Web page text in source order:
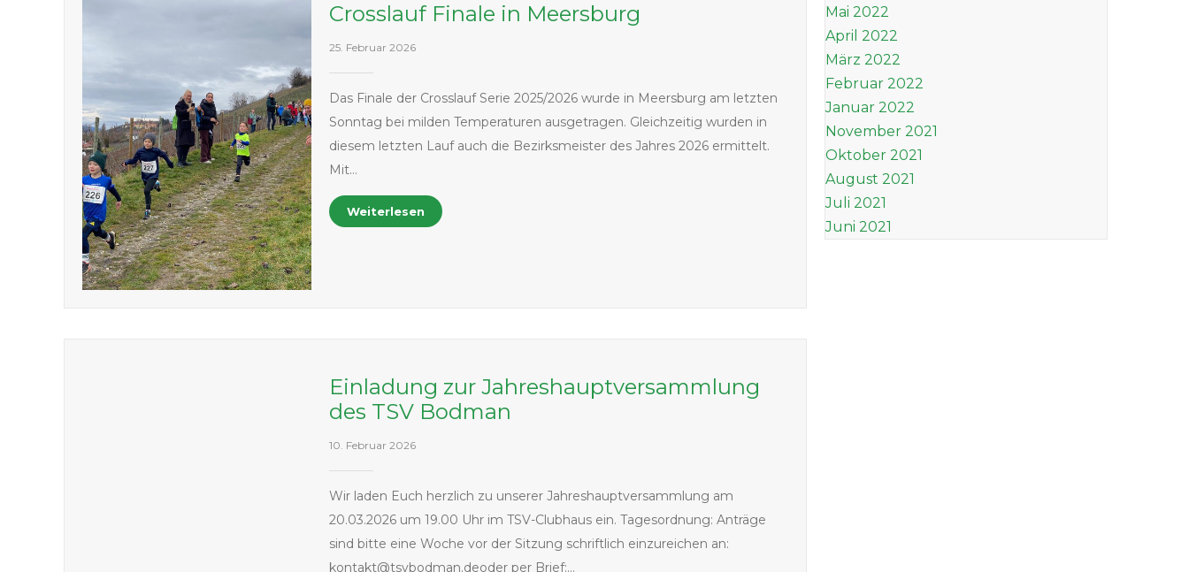
Crosslauf Finale in Meersburg
25. Februar 2026
Das Finale der Crosslauf Serie 2025/2026 wurde in Meersburg am letzten
Sonntag bei milden Temperaturen ausgetragen. Gleichzeitig wurden in
diesem letzten Lauf auch die Bezirksmeister des Jahres 2026 ermittelt.
Mit…
Weiterlesen
Einladung zur Jahreshauptversammlung
des TSV Bodman
10. Februar 2026
Wir laden Euch herzlich zu unserer Jahreshauptversammlung am
20.03.2026 um 19.00 Uhr im TSV-Clubhaus ein. Tagesordnung: Anträge
sind bitte eine Woche vor der Sitzung schriftlich einzureichen an:
kontakt@tsvbodman.deoder per Brief:…
Mai 2022
April 2022
März 2022
Februar 2022
Januar 2022
November 2021
Oktober 2021
August 2021
Juli 2021
Juni 2021